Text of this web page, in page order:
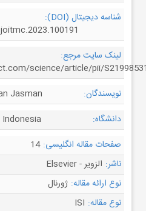
شناسه دیجیتال (DOI):
لینک سایت مرجع:
science/article/pii/
نویسندگان:
Jasman
دانشگاه:
صفحات مقاله انگلیسی: 14
ناشر: الزویر - Elsevier
نوع ارائه مقاله: ژورنال
نوع مقاله: ISI